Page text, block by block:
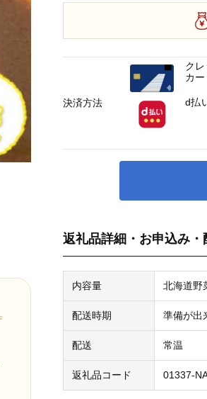
返礼品詳細・お申込み・
内容量 北海道野
配送時期 準備が出
配送 常温
返礼品コード 01337-
決済方法
ク
カー
d払